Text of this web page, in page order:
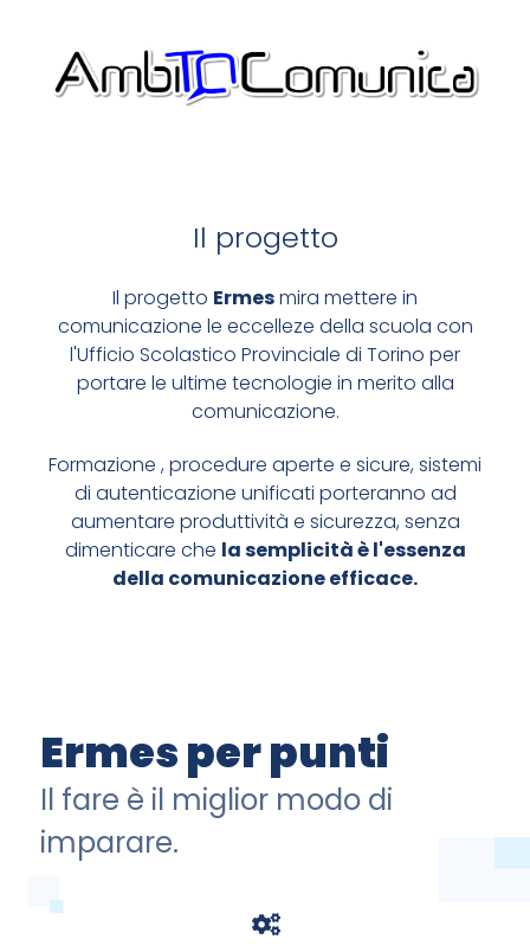
SEMPLIFICHIAMO LE
COMUNICAZIONI
CREDIAMO NELL'OPENSOURCE, DIAMO MASSIMA
CODICE SICURO E APERTO
SIAMO SU GITHUB
Il progetto
Il progetto Ermesmira mettere in
comunicazione le eccelleze della scuola con
l'Ufficio Scolastico Provinciale di Torino per
portare le ultime tecnologie in merito alla
comunicazione.
Formazione , procedure aperte e sicure, sistemi
di autenticazione unificati porteranno ad
aumentare produttività e sicurezza, senza
dimenticare che la semplicità è l'essenza
della comunicazione efficace.
Ermes per punti
Il fare è il miglior modo di
imparare.